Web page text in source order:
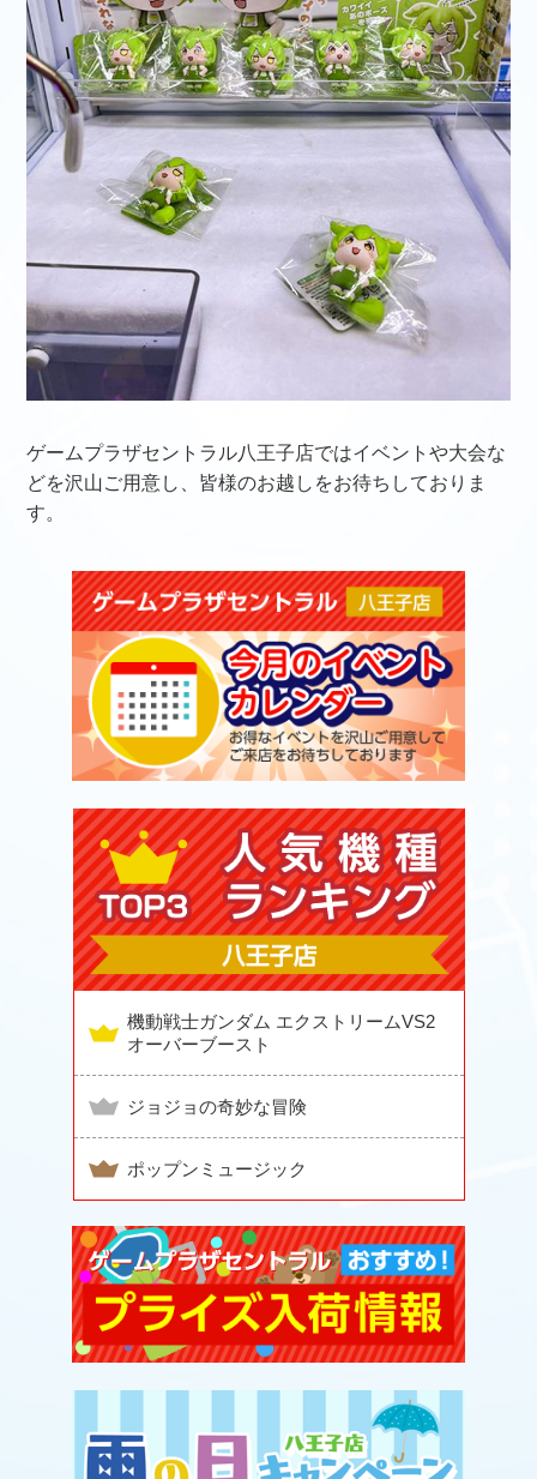
ゲームプラザセントラル八王子店ではイベントや大会な
どを沢山ご用意し、皆様のお越しをお待ちしておりま
す。
機動戦士ガンダム エクストリームVS2
オーバーブースト
ジョジョの奇妙な冒険
ポップンミュージック